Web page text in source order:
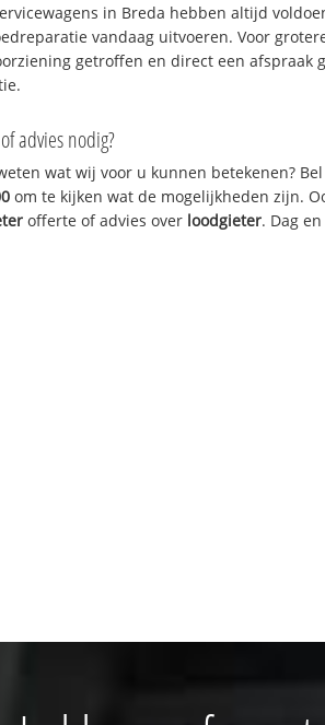
in Breda hebben altijd
vandaag uitvoeren. Voor
getroffen en direct een afspraak
advies nodig?
wat wij voor u kunnen betekenen?
om te kijken wat de mogelijkheden zijn.
offerte of advies over loodgieter. Dag